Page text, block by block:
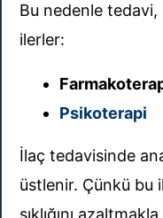
Bu nedenle
ilerler:
Psikoterapi
İlaç tedavisinde
üstlenir. Çünkü bu
sıklığını